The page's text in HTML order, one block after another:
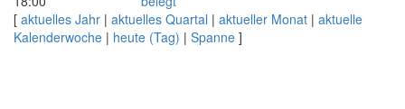
[ aktuelles Jahr | aktuelles Quartal | aktueller Monat | aktuelle
Kalenderwoche | heute (Tag) | Spanne ]